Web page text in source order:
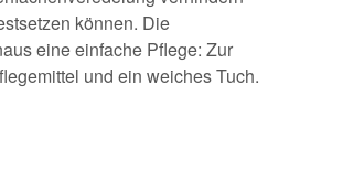
können. Die
eine einfache Pflege: Zur
und ein weiches Tuch.